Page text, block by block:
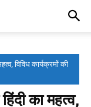
विविध कार्यक्रमों की
हिंदी का महत्व,